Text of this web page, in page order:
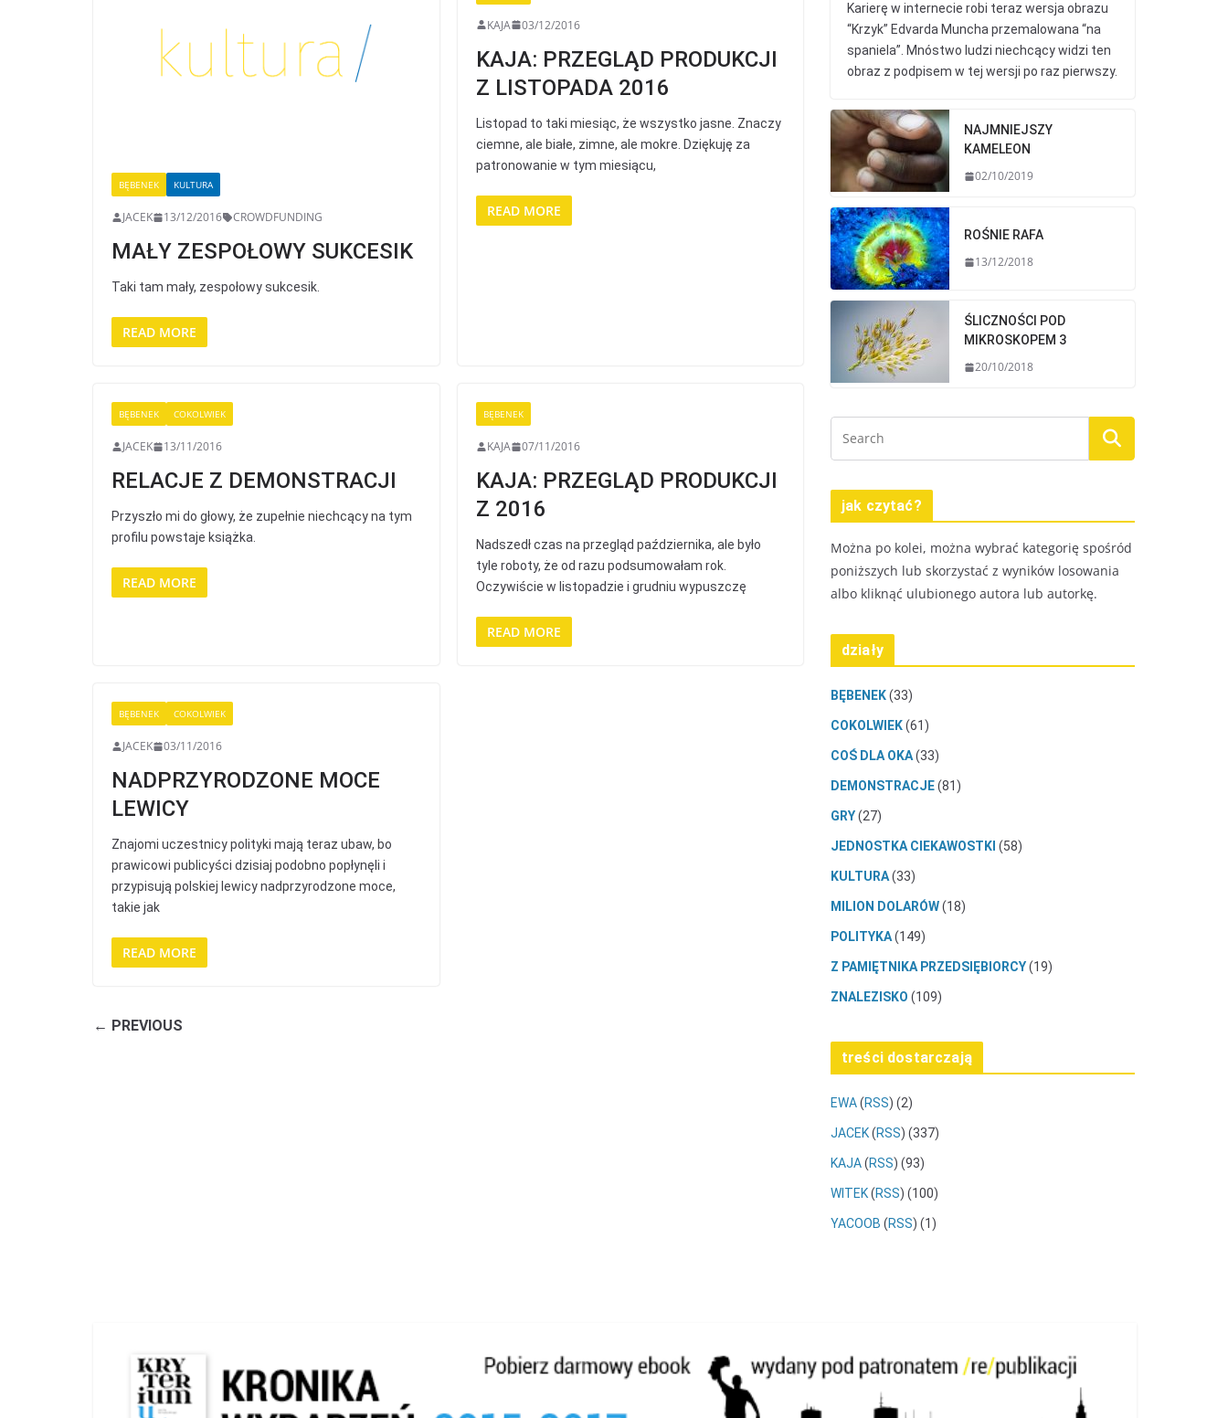
BĘBENEK KULTURA
JACEK 13/12/2016 CROWDFUNDING
MAŁY ZESPOŁOWY SUKCESIK
Taki tam mały, zespołowy sukcesik.
READ MORE
KAJA 03/12/2016
KAJA: PRZEGLĄD PRODUKCJI
Z LISTOPADA 2016
Listopad to taki miesiąc, że wszystko jasne. Znaczy
ciemne, ale białe, zimne, ale mokre. Dziękuję za
patronowanie w tym miesiącu,
READ MORE
BĘBENEK COKOLWIEK
JACEK 13/11/2016
RELACJE Z DEMONSTRACJI
Przyszło mi do głowy, że zupełnie niechcący na tym
profilu powstaje książka.
READ MORE
BĘBENEK
KAJA 07/11/2016
KAJA: PRZEGLĄD PRODUKCJI
Z 2016
Nadszedł czas na przegląd października, ale było
tyle roboty, że od razu podsumowałam rok.
Oczywiście w listopadzie i grudniu wypuszczę
READ MORE
BĘBENEK COKOLWIEK
JACEK 03/11/2016
NADPRZYRODZONE MOCE
LEWICY
Znajomi uczestnicy polityki mają teraz ubaw, bo
prawicowi publicyści dzisiaj podobno popłynęli i
przypisują polskiej lewicy nadprzyrodzone moce,
takie jak
READ MORE
← PREVIOUS
Karierę w internecie robi teraz wersja obrazu
“Krzyk” Edvarda Muncha przemalowana “na
spaniela”. Mnóstwo ludzi niechcący widzi ten
obraz z podpisem w tej wersji po raz pierwszy.
NAJMNIEJSZY
KAMELEON
02/10/2019
ROŚNIE RAFA
13/12/2018
ŚLICZNOŚCI POD
MIKROSKOPEM 3
20/10/2018
jak czytać?
Można po kolei, można wybrać kategorię spośród
poniższych lub skorzystać z wyników losowania
albo kliknąć ulubionego autora lub autorkę.
działy
BĘBENEK(33)
COKOLWIEK(61)
COŚ DLA OKA(33)
DEMONSTRACJE(81)
GRY(27)
JEDNOSTKA CIEKAWOSTKI (58)
KULTURA(33)
MILION DOLARÓW(18)
POLITYKA(149)
Z PAMIĘTNIKA PRZEDSIĘBIORCY(19)
ZNALEZISKO (109)
treści dostarczają
EWA(RSS) (2)
JACEK(RSS) (337)
KAJA(RSS) (93)
WITEK(RSS) (100)
YACOOB (RSS) (1)